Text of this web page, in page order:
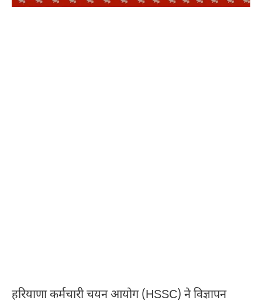
हरियाणा कर्मचारी चयन आयोग (HSSC) ने विज्ञापन